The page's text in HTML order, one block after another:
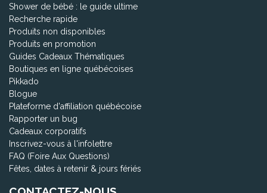
Shower de bébé : le guide ultime
Recherche rapide
Produits non disponibles
Produits en promotion
Guides Cadeaux Thématiques
Boutiques en ligne québécoises
Pikkado
Blogue
Plateforme d'affiliation québécoise
Rapporter un bug
Cadeaux corporatifs
Inscrivez-vous à l'infolettre
FAQ (Foire Aux Questions)
Fêtes, dates à retenir & jours fériés